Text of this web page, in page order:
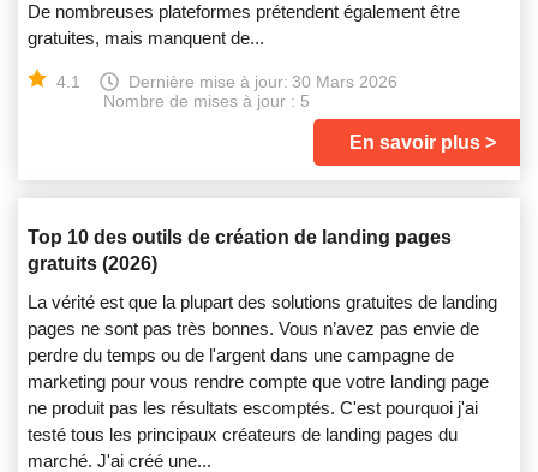
De nombreuses plateformes prétendent également être
gratuites, mais manquent de...
4.1 Dernière mise à jour: 30 Mars 2026
Nombre de mises à jour : 5
En savoir plus
Top 10 des outils de création de landing pages
gratuits (2026)
La vérité est que la plupart des solutions gratuites de landing
pages ne sont pas très bonnes. Vous n’avez pas envie de
perdre du temps ou de l'argent dans une campagne de
marketing pour vous rendre compte que votre landing page
ne produit pas les résultats escomptés. C'est pourquoi j'ai
testé tous les principaux créateurs de landing pages du
marché. J'ai créé une...